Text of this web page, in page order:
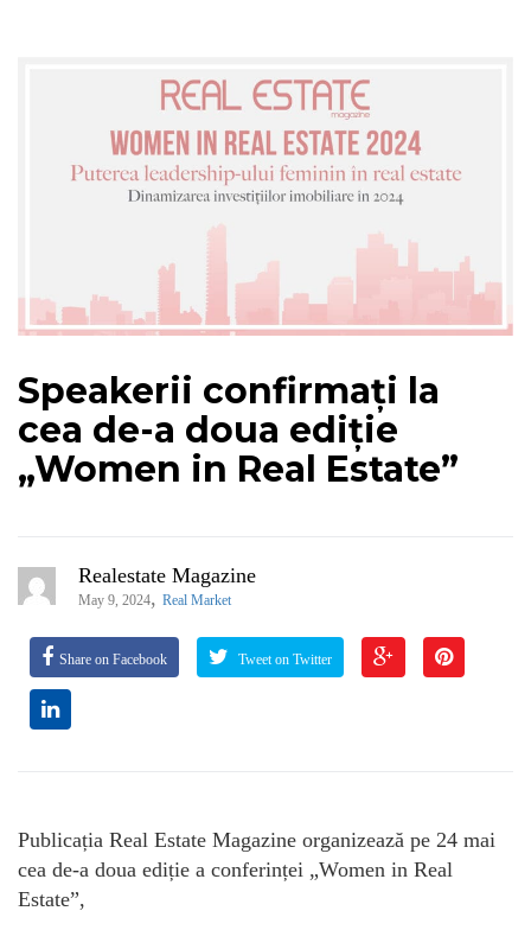
Speakerii confirmați la
cea de-a doua ediție
„Women in Real Estate”
Realestate Magazine
May 9, 2024, Real Market
Share on Facebook Tweet on Twitter
Publicația Real Estate Magazine organizează pe 24 mai
cea de-a doua ediție a conferinței „Women in Real
Estate”,